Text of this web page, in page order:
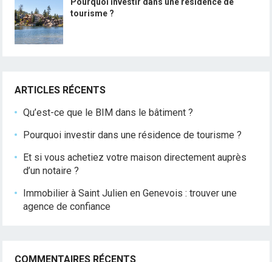
tourisme ?
ARTICLES RÉCENTS
Qu’est-ce que le BIM dans le bâtiment ?
Pourquoi investir dans une résidence de tourisme ?
Et si vous achetiez votre maison directement auprès
d’un notaire ?
Immobilier à Saint Julien en Genevois : trouver une
agence de confiance
COMMENTAIRES RÉCENTS